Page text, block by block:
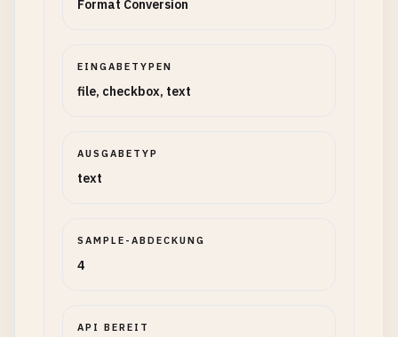
Format Conversion
EINGABETYPEN
file, checkbox, text
AUSGABETYP
text
SAMPLE-ABDECKUNG
4
API BEREIT